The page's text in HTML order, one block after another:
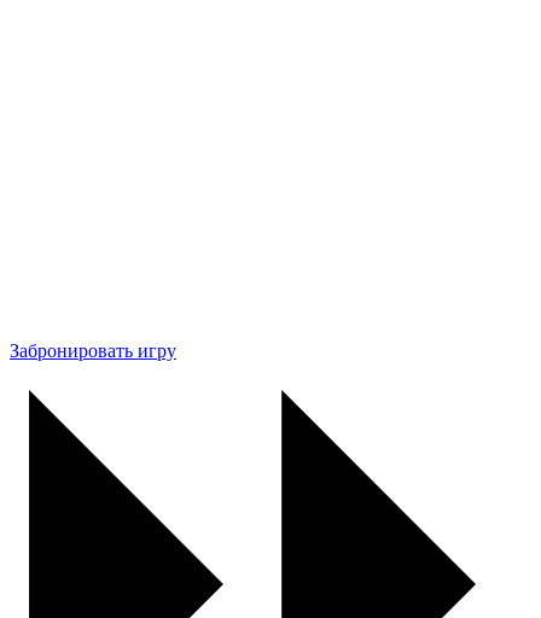
Забронировать игру